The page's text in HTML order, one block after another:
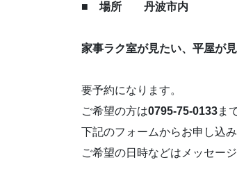
■ 場所 丹波市内
家事ラク室が見たい、平屋が
要予約になります。
ご希望の方は0795-75-0133ま
下記のフォームからお申し込み
ご希望の日時などはメッセー